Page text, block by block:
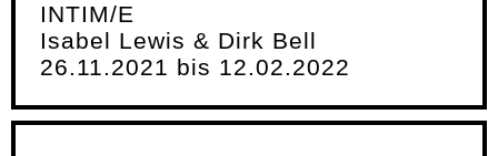
INTIM/E
Isabel Lewis & Dirk Bell
26.11.2021 bis 12.02.2022